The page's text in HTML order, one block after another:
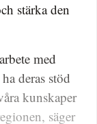
stärka den
med
deras stöd
kunskaper
säger